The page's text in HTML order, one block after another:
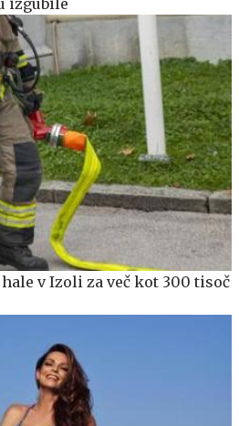
v Izoli za več kot 300 tisoč